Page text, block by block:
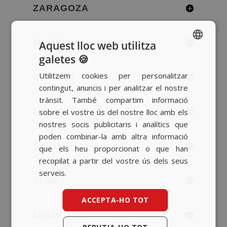
ZARAGOZA
MURCIA
SEVILLA
MÀLAGA
GIJÓN
BASQUE
ENGLISH
Aquest lloc web utilitza
galetes 🍪
Utilitzem cookies per personalitzar
contingut, anuncis i per analitzar el nostre
trànsit. També compartim informació
sobre el vostre ús del nostre lloc amb els
nostres socis publicitaris i analítics que
poden combinar-la amb altra informació
que els heu proporcionat o que han
recopilat a partir del vostre ús dels seus
serveis.
ACCEPTA-HO TOT